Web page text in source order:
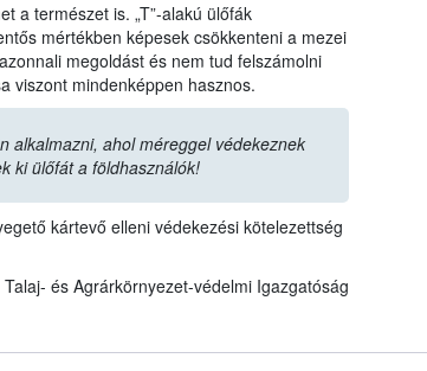
a természet is. „T”-alakú ülőfák
mértékben képesek csökkenteni a mezei
megoldást és nem tud felszámolni
viszont mindenképpen hasznos.
alkalmazni, ahol méreggel védekeznek
ki ülőfát a földhasználók!
kártevő elleni védekezési kötelezettség
Talaj- és Agrárkörnyezet-védelmi Igazgatóság